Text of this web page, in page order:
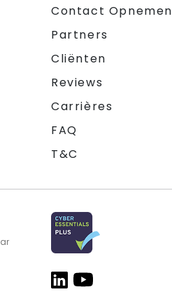
Contact Opnemen
Partners
Cliënten
Reviews
Carrières
FAQ
T&C